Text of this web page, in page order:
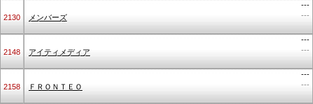
2130 メンバーズ
---
---
2148 アイティメディア
---
---
2158 ＦＲＯＮＴＥＯ
---
---